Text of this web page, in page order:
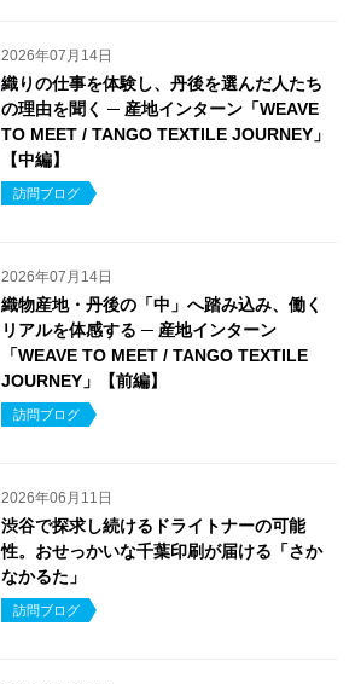
2026年07月14日
織りの仕事を体験し、丹後を選んだ人たち
の理由を聞く ─ 産地インターン「WEAVE
TO MEET / TANGO TEXTILE JOURNEY」
【中編】
訪問ブログ
2026年07月14日
織物産地・丹後の「中」へ踏み込み、働く
リアルを体感する ─ 産地インターン
「WEAVE TO MEET / TANGO TEXTILE
JOURNEY」【前編】
訪問ブログ
2026年06月11日
渋谷で探求し続けるドライトナーの可能
性。おせっかいな千葉印刷が届ける「さか
なかるた」
訪問ブログ